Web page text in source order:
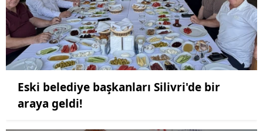
Eski belediye başkanları Silivri'de bir
araya geldi!